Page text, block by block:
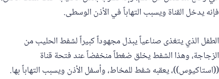
فإنه يدخل القناة ويسبب التهاباً في الأذن الوسطى.
الطفل الذي يتغذى صناعياً يبذل مجهوداً كبيراً لشفط الحليب من
الزجاجة، وهذا الشفط يخلق ضغطاً منخفضاً عند فتحة قناة
((استاكيوس))، يعقبه شفط للمخاط، وأسفل الأذن ويسبب التهاباً بها.